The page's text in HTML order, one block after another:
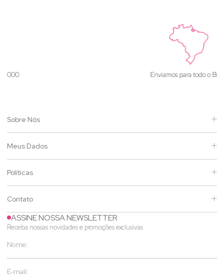
Sobre Nós
Meus Dados
Políticas
Contato
ASSINE NOSSA NEWSLETTER
Receba nossas novidades e promoções exclusivas